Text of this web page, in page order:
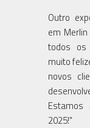
Outro
em
todos os
muito
novos
Estamos
2025!"